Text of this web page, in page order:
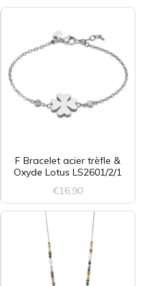
F Bracelet acier trèfle &
Oxyde Lotus LS2601/2/1
€16,90